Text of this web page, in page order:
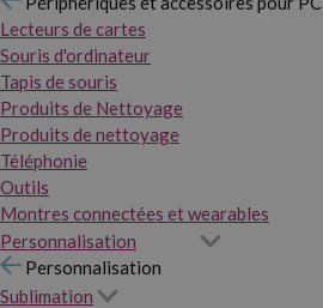
Lecteurs de cartes
Souris d'ordinateur
Tapis de souris
Produits de Nettoyage
Produits de nettoyage
Téléphonie
Outils
Montres connectées et wearables
Personnalisation
Personnalisation
Sublimation